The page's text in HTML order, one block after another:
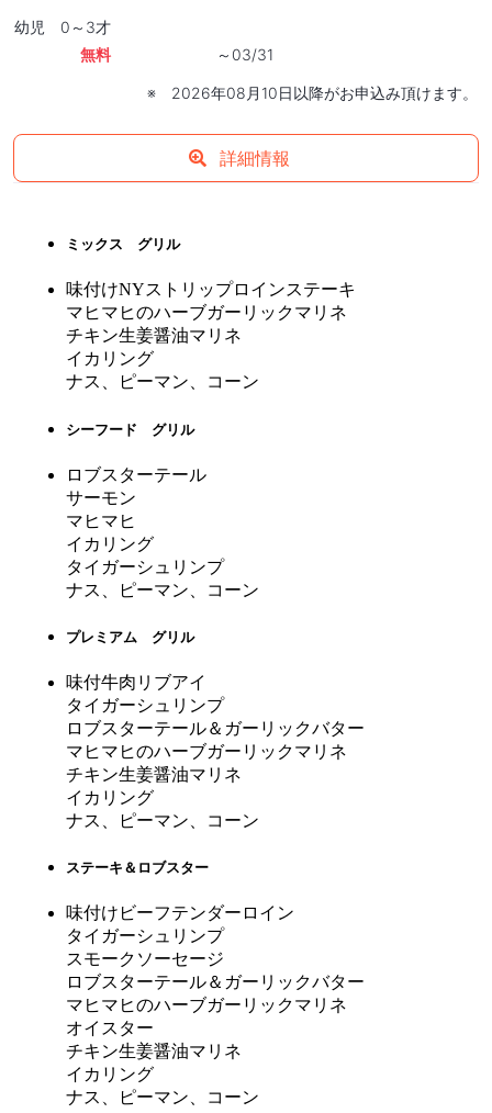
幼児 0～3才
無料
～03/31
※ 2026年08月10日以降がお申込み頂けます。
詳細情報